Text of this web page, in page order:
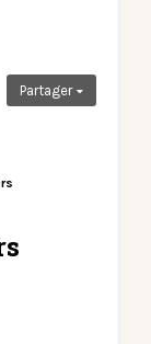
Partager